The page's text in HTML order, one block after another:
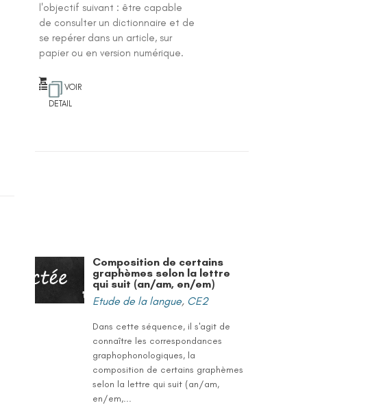
l'objectif suivant : être capable
de consulter un dictionnaire et de
se repérer dans un article, sur
papier ou en version numérique.
VOIR
DETAIL
Composition de certains
graphèmes selon la lettre
qui suit (an/am, en/em)
Etude de la langue, CE2
Dans cette séquence, il s'agit de
connaître les correspondances
graphophonologiques, la
composition de certains graphèmes
selon la lettre qui suit (an/am,
en/em,...